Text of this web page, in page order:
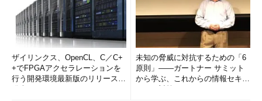
ザイリンクス、OpenCL、C／C+
+でFPGAアクセラレーションを
行う開発環境最新版のリリースを
未知の脅威に対抗するための「6
原則」――ガートナー サミット
から学ぶ、これからの情報セキュ